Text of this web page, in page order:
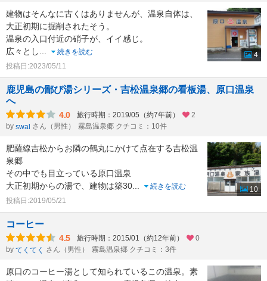
建物はそんなに古くはありませんが、温泉自体は、
大正初期に掘削されたそう。
温泉の入口付近の硝子が、イイ感じ。
広々とし...
続きを読む
投稿日:2023/05/11
4
鹿児島の鄙び湯シリーズ・吉松温泉郷の看板湯、原口温泉
へ
4.0 旅行時期：2019/05（約7年前）
2
by swal さん（男性） 霧島温泉郷 クチコミ：10件
肥薩線吉松からお隣の鶴丸にかけて点在する吉松温
泉郷
その中でも目立っている原口温泉
大正初期からの湯で、建物は築30...
続きを読む
投稿日:2019/05/21
10
コーヒー
4.5 旅行時期：2015/01（約12年前）
0
by てくてく さん（男性） 霧島温泉郷 クチコミ：3件
原口のコーヒー湯として知られているこの温泉。素